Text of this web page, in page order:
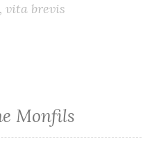
vita brevis
Monfils